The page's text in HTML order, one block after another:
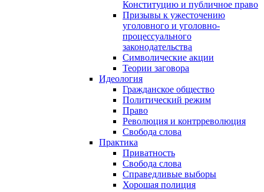
Конституцию и публичное право
Призывы к ужесточению
уголовного и уголовно-
процессуального
законодательства
Символические акции
Теории заговора
Идеология
Гражданское общество
Политический режим
Право
Революция и контрреволюция
Свобода слова
Практика
Приватность
Свобода слова
Справедливые выборы
Хорошая полиция